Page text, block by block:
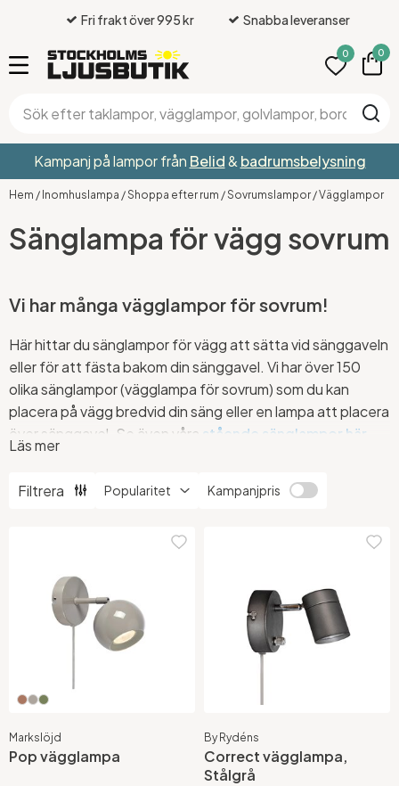
Fri frakt över 995 kr Snabba leveranser
0 0
Kampanj på lampor från Belid& badrumsbelysning
Hem / Inomhuslampa /Shoppa efter rum /Sovrumslampor/Vägglampor
Sänglampa för vägg sovrum
Vi har många vägglampor för sovrum!
Här hittar du sänglampor för vägg att sätta vid sänggaveln
eller för att fästa bakom din sänggavel. Vi har över 150
olika sänglampor (vägglampa för sovrum) som du kan
placera på vägg bredvid din säng eller en lampa att placera
över sänggavel. Se även våra stående sänglampor här
sänglampa.
Läs mer
Filtrera Kampanjpris
Markslöjd
Pop vägglampa
By Rydéns
Correct vägglampa,
Stålgrå